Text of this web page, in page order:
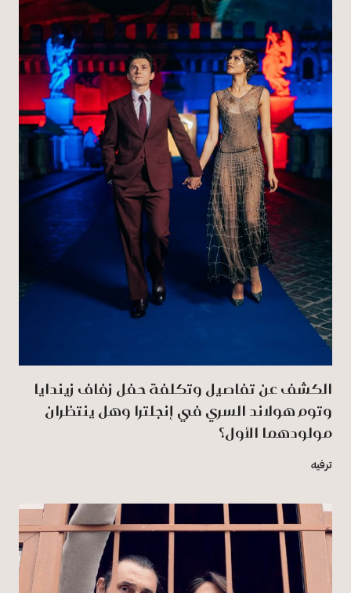
الكشف عن تفاصيل وتكلفة حفل زفاف زيندايا
وتوم هولاند السري في إنجلترا وهل ينتظران
مولودهما الأول؟
ترفيه